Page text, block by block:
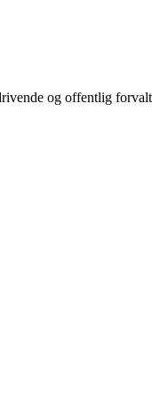
og offentlig